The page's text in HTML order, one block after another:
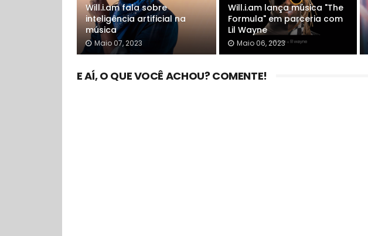
Will.i.am fala sobre
inteligência artificial na
música
Maio 07, 2023
Will.i.am lança música "The
Formula" em parceria com
Lil Wayne
Maio 06, 2023
E AÍ, O QUE VOCÊ ACHOU? COMENTE!